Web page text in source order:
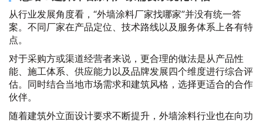
从行业发展角度看，“外墙涂料厂家找哪家”并没有统一答
案。不同厂家在产品定位、技术路线以及服务体系上各有特
点。
对于采购方或渠道经营者来说，更合理的做法是从产品性
能、施工体系、供应能力以及品牌发展四个维度进行综合评
估。同时结合当地市场需求和建筑风格，选择更适合的合作
伙伴。
随着建筑外立面设计要求不断提升，外墙涂料行业也在向功